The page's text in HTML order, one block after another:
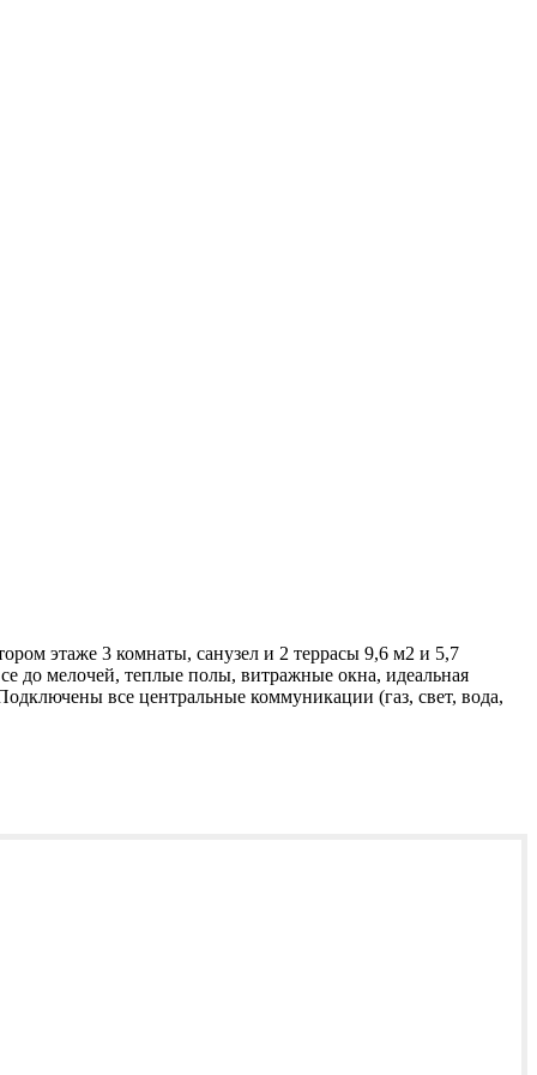
этаже 3 комнаты, санузел и 2 террасы 9,6 м2 и 5,7
до мелочей, теплые полы, витражные окна, идеальная
все центральные коммуникации (газ, свет, вода,